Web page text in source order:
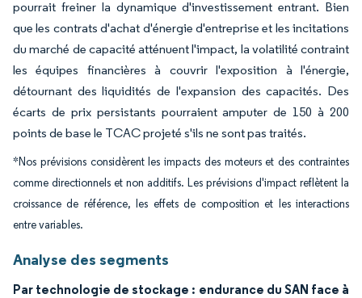
pourrait freiner la dynamique d'investissement entrant. Bien
que les contrats d'achat d'énergie d'entreprise et les incitations
du marché de capacité atténuent l'impact, la volatilité contraint
les équipes financières à couvrir l'exposition à l'énergie,
détournant des liquidités de l'expansion des capacités. Des
écarts de prix persistants pourraient amputer de 150 à 200
points de base le TCAC projeté s'ils ne sont pas traités.
*Nos prévisions considèrent les impacts des moteurs et des contraintes
comme directionnels et non additifs. Les prévisions d'impact reflètent la
croissance de référence, les effets de composition et les interactions
entre variables.
Analyse des segments
Par technologie de stockage : endurance du SAN face à